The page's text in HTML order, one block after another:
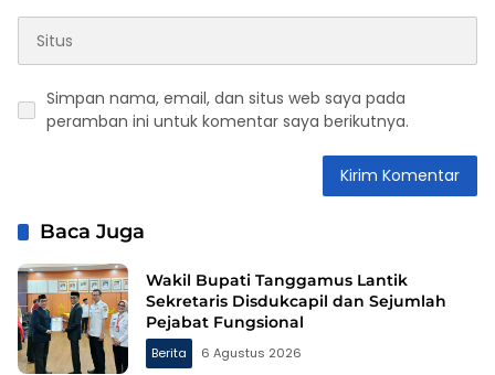
Simpan nama, email, dan situs web saya pada
peramban ini untuk komentar saya berikutnya.
Baca Juga
Wakil Bupati Tanggamus Lantik
Sekretaris Disdukcapil dan Sejumlah
Pejabat Fungsional
Berita 6 Agustus 2026